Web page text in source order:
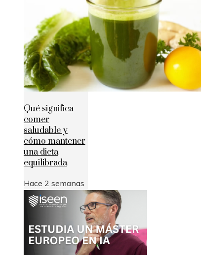
Qué significa
comer
saludable y
cómo mantener
una dieta
equilibrada
Hace 2 semanas